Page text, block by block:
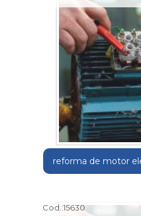
reforma de motor
Cod.:15630